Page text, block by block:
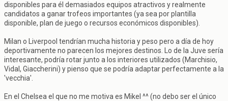
disponibles para él demasiados equipos atractivos y realmente
candidatos a ganar trofeos importantes (ya sea por plantilla
disponible, plan de juego o recursos económicos disponibles).
Milan o Liverpool tendrían mucha historia y peso pero a día de hoy
deportivamente no parecen los mejores destinos. Lo de la Juve sería
interesante, podría rotar junto a los interiores utilizados (Marchisio,
Vidal, Giaccherini) y pienso que se podría adaptar perfectamente a la
'vecchia'.
En el Chelsea el que no me motiva es Mikel ^^ (no debo ser el único